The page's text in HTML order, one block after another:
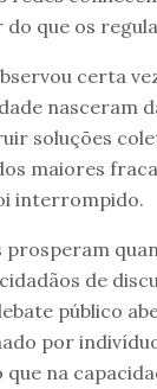
que os
certa
nasceram
soluções
maiores
interrompido.
prosperam
de
público
por
na